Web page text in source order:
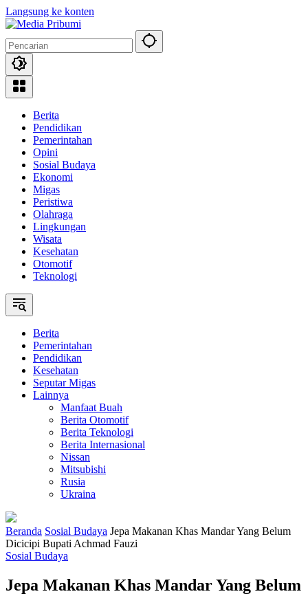
Langsung ke konten
Berita
Pendidikan
Pemerintahan
Opini
Sosial Budaya
Ekonomi
Migas
Peristiwa
Olahraga
Lingkungan
Wisata
Kesehatan
Otomotif
Teknologi
Berita
Pemerintahan
Pendidikan
Kesehatan
Seputar Migas
Lainnya
Manfaat Buah
Berita Otomotif
Berita Teknologi
Berita Internasional
Nissan
Mitsubishi
Rusia
Ukraina
Beranda Sosial Budaya Jepa Makanan Khas Mandar Yang Belum
Dicicipi Bupati Achmad Fauzi
Sosial Budaya
Jepa Makanan Khas Mandar Yang Belum